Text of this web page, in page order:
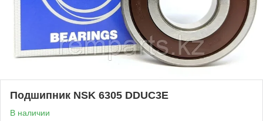
Подшипник NSK 6305 DDUC3E
В наличии